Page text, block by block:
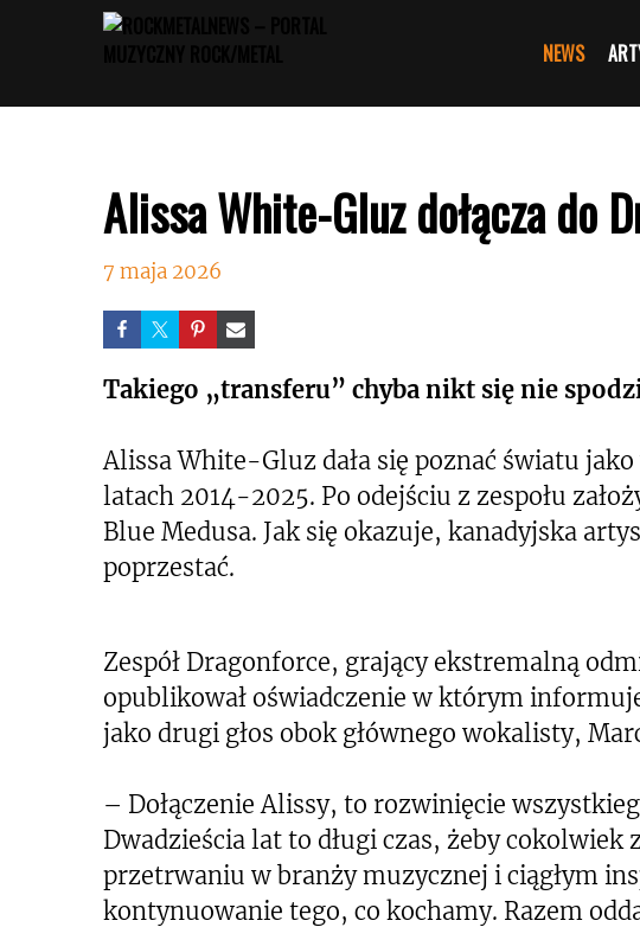
NEWS
Alissa White-Gluz dołącza do
7 maja 2026
Takiego „transferu” chyba nikt się nie
Alissa White-Gluz dała się poznać światu
latach 2014-2025. Po odejściu z zespołu
Blue Medusa. Jak się okazuje, kanadyjska
poprzestać.
Zespół Dragonforce, grający ekstremalną
opublikował oświadczenie w którym
jako drugi głos obok głównego wokalisty,
– Dołączenie Alissy, to rozwinięcie
Dwadzieścia lat to długi czas, żeby cokolwiek
przetrwaniu w branży muzycznej i ciągłym
kontynuowanie tego, co kochamy. Razem